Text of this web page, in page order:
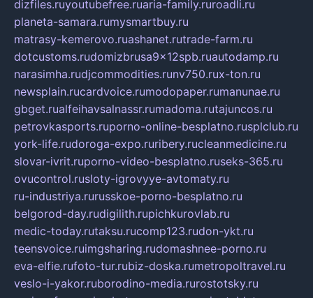
dizfiles.ruyoutubefree.ruaria-family.ruroadli.ru
planeta-samara.rumysmartbuy.ru
matrasy-kemerovo.ruashanet.rutrade-farm.ru
dotcustoms.rudomizbrusa9x12spb.ruautodamp.ru
narasimha.rudjcommodities.runv750.rux-ton.ru
newsplain.rucardvoice.rumodopaper.rumanunae.ru
gbget.rualfeihavsalnassr.rumadoma.rutajuncos.ru
petrovkasports.ruporno-online-besplatno.rusplclub.ru
york-life.rudoroga-expo.ruribery.rucleanmedicine.ru
slovar-ivrit.ruporno-video-besplatno.ruseks-365.ru
ovucontrol.rusloty-igrovyye-avtomaty.ru
ru-industriya.rurusskoe-porno-besplatno.ru
belgorod-day.rudigilith.rupichkurovlab.ru
medic-today.rutaksu.rucomp123.rudon-ykt.ru
teensvoice.ruimgsharing.rudomashnee-porno.ru
eva-elfie.rufoto-tur.rubiz-doska.rumetropoltravel.ru
veslo-i-yakor.ruborodino-media.rurostotsky.ru